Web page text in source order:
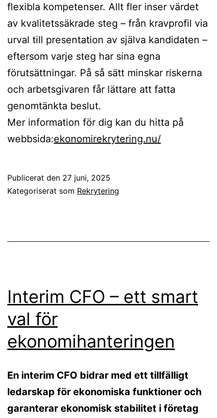
flexibla kompetenser. Allt fler inser värdet
av kvalitetssäkrade steg – från kravprofil via
urval till presentation av själva kandidaten –
eftersom varje steg har sina egna
förutsättningar. På så sätt minskar riskerna
och arbetsgivaren får lättare att fatta
genomtänkta beslut.
Mer information för dig kan du hitta på
webbsida:ekonomirekrytering.nu/
Publicerat den 27 juni, 2025
Kategoriserat som Rekrytering
Interim CFO – ett smart
val för
ekonomihanteringen
En interim CFO bidrar med ett tillfälligt
ledarskap för ekonomiska funktioner och
garanterar ekonomisk stabilitet i företag